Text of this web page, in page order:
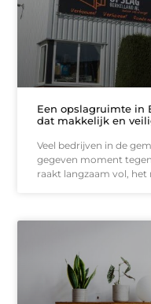
Een opslagruimte in
dat makkelijk en
Veel bedrijven in de
gegeven moment
raakt langzaam vol,